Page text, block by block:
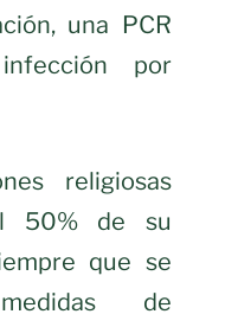
una PCR
por
religiosas
50% de su
que se
de